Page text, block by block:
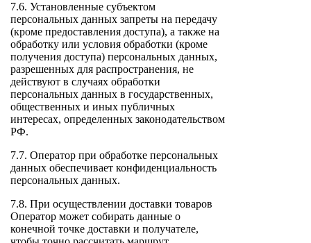
7.6. Установленные субъектом
персональных данных запреты на передачу
(кроме предоставления доступа), а также на
обработку или условия обработки (кроме
получения доступа) персональных данных,
разрешенных для распространения, не
действуют в случаях обработки
персональных данных в государственных,
общественных и иных публичных
интересах, определенных законодательством
РФ.
7.7. Оператор при обработке персональных
данных обеспечивает конфиденциальность
персональных данных.
7.8. При осуществлении доставки товаров
Оператор может собирать данные о
конечной точке доставки и получателе,